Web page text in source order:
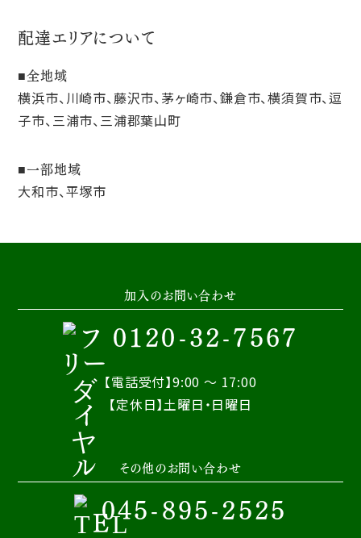
配達エリアについて
全地域
横浜市、川崎市、藤沢市、茅ヶ崎市、鎌倉市、横須賀市、逗
子市、三浦市、三浦郡葉山町
一部地域
大和市、平塚市
加入のお問い合わせ
0120-32-7567
【電話受付】9:00 ～ 17:00
【定休日】土曜日・日曜日
その他のお問い合わせ
045-895-2525